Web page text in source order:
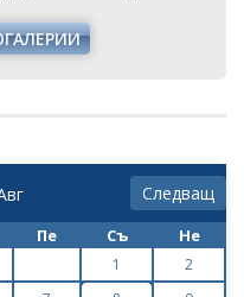
Следващ
Пе Съ Не
1
2